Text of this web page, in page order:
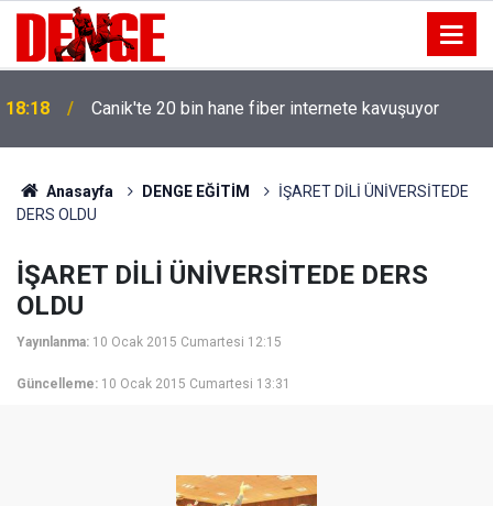
18:18 Canik'te 20 bin hane fiber internete kavuşuyor
Anasayfa DENGE EĞİTİM
İŞARET DİLİ ÜNİVERSİTEDE
DERS OLDU
İŞARET DİLİ ÜNİVERSİTEDE DERS
OLDU
Yayınlanma: 10 Ocak 2015 Cumartesi 12:15
Güncelleme: 10 Ocak 2015 Cumartesi 13:31